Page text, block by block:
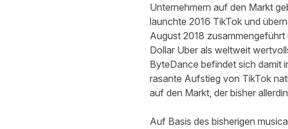
Unternehmern auf den Markt
launchte 2016 TikTok und
August 2018
Dollar Uber als weltweit
ByteDance befindet sich damit
rasante Aufstieg von TikTok
auf den Markt, der bisher
Auf Basis des bisherigen